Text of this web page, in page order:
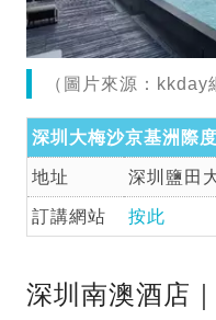
（圖片來源：kkday
深圳大梅沙京基洲際
地址 深圳鹽田
訂講網站 按此
深圳南澳酒店